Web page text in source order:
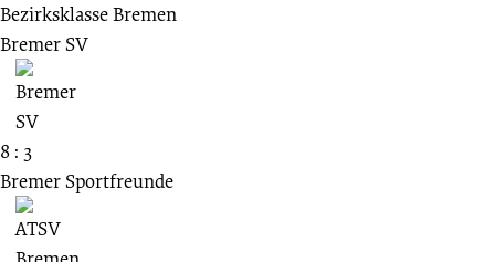
Bezirksklasse Bremen
Bremer SV
8 : 3
Bremer Sportfreunde